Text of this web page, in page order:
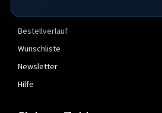
Bestellverlauf
Wunschliste
Newsletter
Hilfe